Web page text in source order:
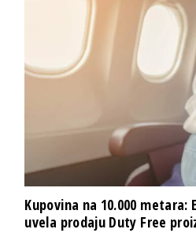
Kupovina na 10.000 metara:
uvela prodaju Duty Free